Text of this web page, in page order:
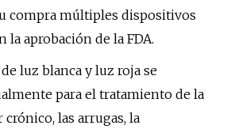
compra múltiples dispositivos
la aprobación de la FDA.
luz blanca y luz roja se
para el tratamiento de la
las arrugas, la